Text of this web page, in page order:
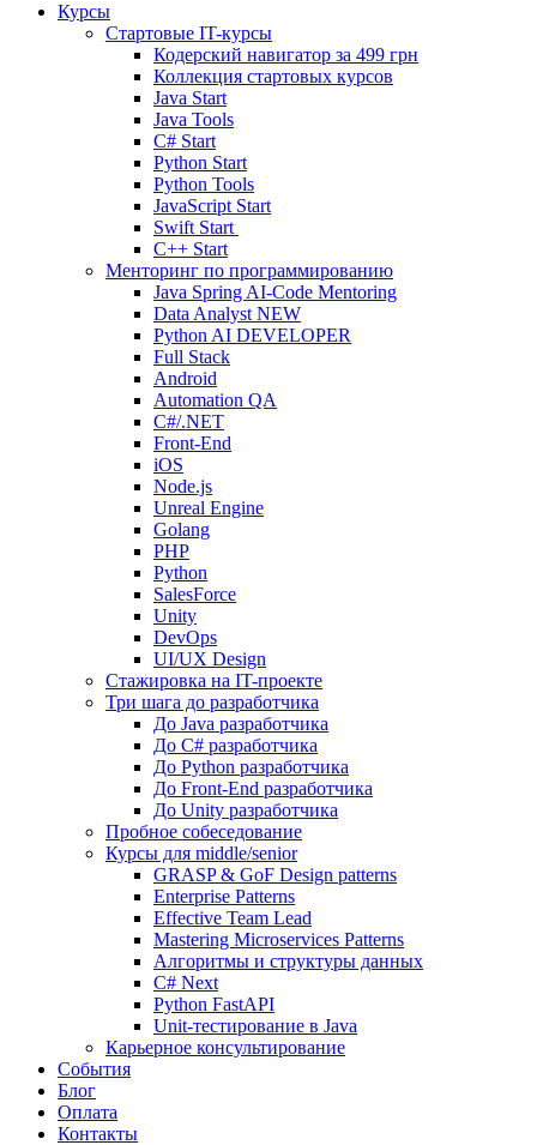
Курсы
Стартовые IT-курсы
Кодерский навигатор за 499 грн
Коллекция стартовых курсов
Java Start
Java Tools
C# Start
Python Start
Python Tools
JavaScript Start
Swift Start
C++ Start
Менторинг по программированию
Java Spring AI-Code Mentoring
Data Analyst NEW
Python AI DEVELOPER
Full Stack
Android
Automation QA
C#/.NET
Front-End
iOS
Node.js
Unreal Engine
Golang
PHP
Python
SalesForce
Unity
DevOps
UI/UX Design
Стажировка на IT-проекте
Три шага до разработчика
До Java разработчика
До C# разработчика
До Python разработчика
До Front-End разработчика
До Unity разработчика
Пробное собеседование
Курсы для middle/senior
GRASP & GoF Design patterns
Enterprise Patterns
Effective Team Lead
Mastering Microservices Patterns
Алгоритмы и структуры данных
C# Next
Python FastAPI
Unit-тестирование в Java
Карьерное консультирование
События
Блог
Оплата
Контакты